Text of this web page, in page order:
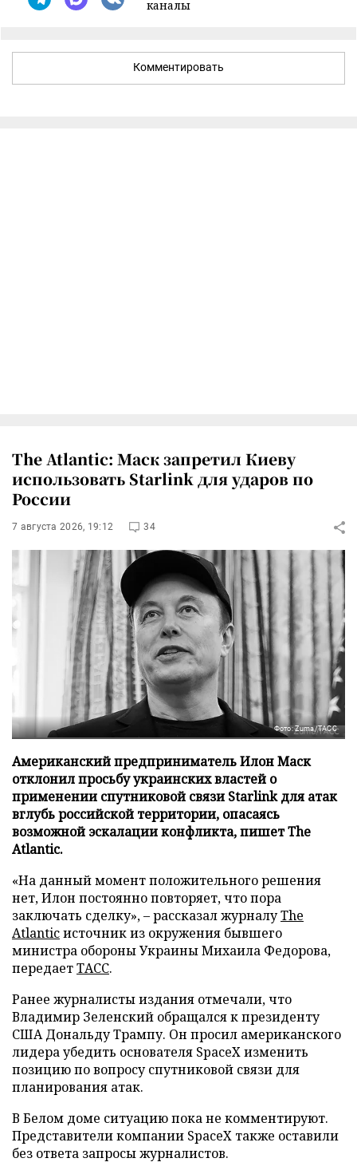
каналы
Комментировать
The Atlantic: Маск запретил Киеву
использовать Starlink для ударов по
России
7 августа 2026, 19:12 34
Фото: Zuma/ТАСС
Американский предприниматель Илон Маск
отклонил просьбу украинских властей о
применении спутниковой связи Starlink для атак
вглубь российской территории, опасаясь
возможной эскалации конфликта, пишет The
Atlantic.
«На данный момент положительного решения
нет, Илон постоянно повторяет, что пора
заключать сделку», – рассказал журналуThe
Atlanticисточник из окружения бывшего
министра обороны Украины Михаила Федорова,
передаетТАСС.
Ранее журналисты издания отмечали, что
Владимир Зеленский обращался к президенту
США Дональду Трампу. Он просил американского
лидера убедить основателя SpaceX изменить
позицию по вопросу спутниковой связи для
планирования атак.
В Белом доме ситуацию пока не комментируют.
Представители компании SpaceX также оставили
без ответа запросы журналистов.